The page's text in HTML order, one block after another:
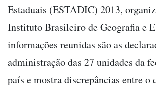
Estaduais (ESTADIC) 2013,
Instituto Brasileiro de Geografia e
informações reunidas são as
administração das 27 unidades da
país e mostra discrepâncias entre o